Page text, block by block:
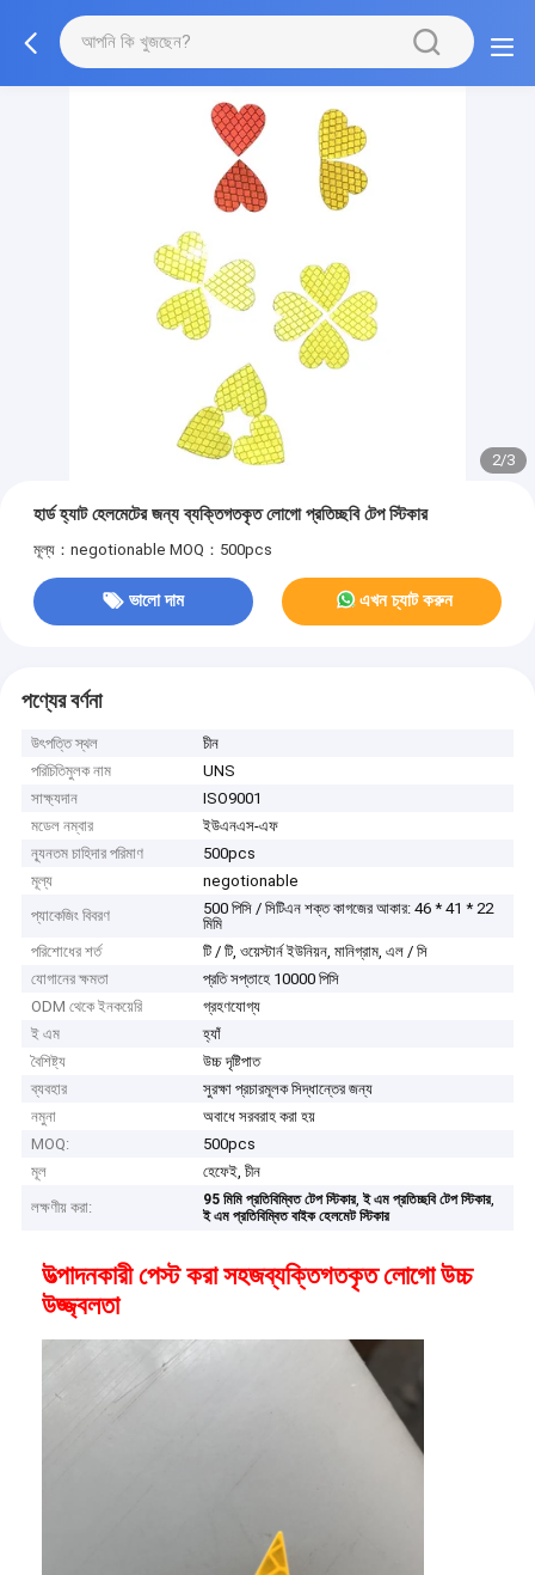
2/3
হার্ড হ্যাট হেলমেটের জন্য ব্যক্তিগতকৃত লোগো প্রতিচ্ছবি টেপ স্টিকার
মূল্য：negotionable MOQ：500pcs
ভালো দাম এখন চ্যাট করুন
পণ্যের বর্ণনা
উৎপত্তি স্থল
চীন
পরিচিতিমুলক নাম
UNS
সাক্ষ্যদান
ISO9001
মডেল নম্বার
ইউএনএস-এফ
ন্যূনতম চাহিদার পরিমাণ
500pcs
মূল্য
negotionable
প্যাকেজিং বিবরণ
500 পিসি / সিটিএন শক্ত কাগজের আকার: 46 * 41 * 22
মিমি
পরিশোধের শর্ত
টি / টি, ওয়েস্টার্ন ইউনিয়ন, মানিগ্রাম, এল / সি
যোগানের ক্ষমতা
প্রতি সপ্তাহে 10000 পিসি
ODM থেকে ইনকয়েরি
গ্রহণযোগ্য
ই এম
হ্যাঁ
বৈশিষ্ট্য
উচ্চ দৃষ্টিপাত
ব্যবহার
সুরক্ষা প্রচারমূলক সিদ্ধান্তের জন্য
নমুনা
অবাধে সরবরাহ করা হয়
MOQ:
500pcs
মূল
হেফেই, চীন
লক্ষণীয় করা:
95 মিমি প্রতিবিম্বিত টেপ স্টিকার,ই এম প্রতিচ্ছবি টেপ স্টিকার,
ই এম প্রতিবিম্বিত বাইক হেলমেট স্টিকার
উত্পাদনকারী পেস্ট করা সহজব্যক্তিগতকৃত লোগো উচ্চ
উজ্জ্বলতা